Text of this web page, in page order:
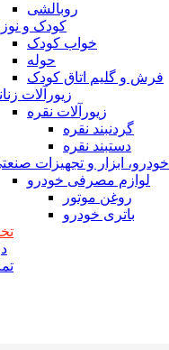
روبالشی
کودک و
خواب کودک
حوله
فرش و گلیم اتاق کودک
زیورآلات
زیورآلات نقره
گردنبند نقره
دستبند نقره
خودرو، ابزار و تجهیزات
لوازم مصرفی خودرو
روغن موتور
باتری خودرو